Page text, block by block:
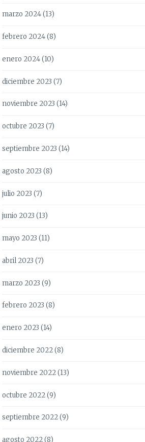
marzo 2024(13)
febrero 2024(8)
enero 2024(10)
diciembre 2023 (7)
noviembre 2023 (14)
octubre 2023 (7)
septiembre 2023 (14)
agosto 2023 (8)
julio 2023 (7)
junio 2023 (13)
mayo 2023 (11)
abril 2023 (7)
marzo 2023 (9)
febrero 2023 (8)
enero 2023 (14)
diciembre 2022(8)
noviembre 2022(13)
octubre 2022(9)
septiembre 2022(9)
agosto 2022(8)